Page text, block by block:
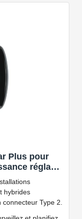
Plus pour
réglable
Type 2,
hybrides
Type 2.